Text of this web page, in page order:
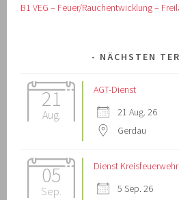
B1 VEG – Feuer/Rauchentwicklung –
NÄCHSTEN
21
Aug.
AGT-Dienst
21 Aug. 26
Gerdau
05
Sep.
Dienst
5 Sep. 26